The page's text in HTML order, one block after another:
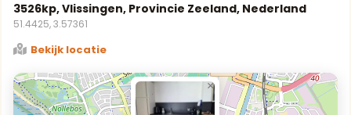
3526kp, Vlissingen, Provincie Zeeland, Nederland
51.4425, 3.57361
Bekijk locatie
×